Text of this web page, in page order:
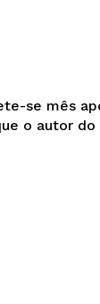
se mês
o autor